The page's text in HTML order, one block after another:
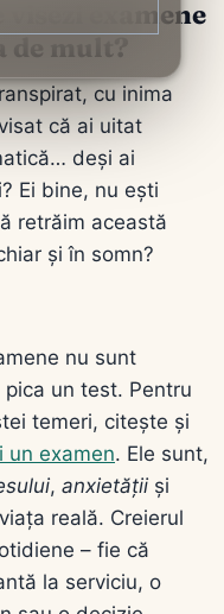
examene
de mult?
cu inima
că ai uitat
deși ai
Ei bine, nu ești
retrăim această
și în somn?
nu sunt
un test. Pentru
temeri, citește și
un examen. Ele sunt,
, anxietății și
reală. Creierul
– fie că
la serviciu, o